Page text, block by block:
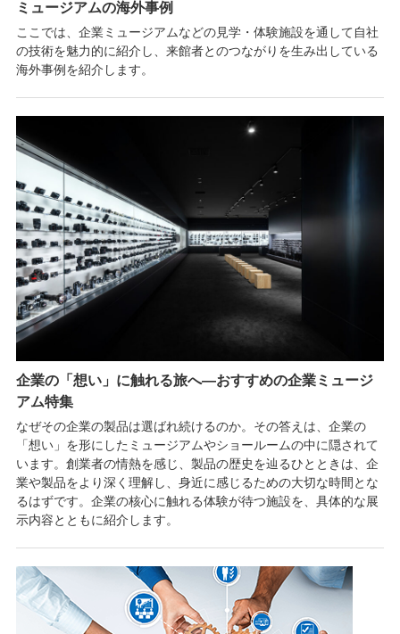
ミュージアムの海外事例
ここでは、企業ミュージアムなどの見学・体験施設を通して自社
の技術を魅力的に紹介し、来館者とのつながりを生み出している
海外事例を紹介します。
企業の「想い」に触れる旅へ―おすすめの企業ミュージ
アム特集
なぜその企業の製品は選ばれ続けるのか。その答えは、企業の
「想い」を形にしたミュージアムやショールームの中に隠されて
います。創業者の情熱を感じ、製品の歴史を辿るひとときは、企
業や製品をより深く理解し、身近に感じるための大切な時間とな
るはずです。企業の核心に触れる体験が待つ施設を、具体的な展
示内容とともに紹介します。